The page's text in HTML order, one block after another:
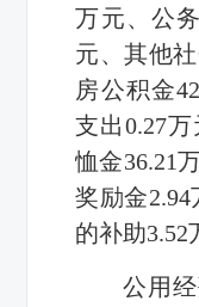
万元、公
元、其他
房公积金
支出0.27万
恤金36.21
奖励金2.94
的补助3.52
公用